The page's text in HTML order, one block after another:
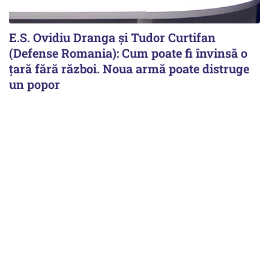
E.S. Ovidiu Dranga și Tudor Curtifan
(Defense Romania): Cum poate fi învinsă o
țară fără război. Noua armă poate distruge
un popor